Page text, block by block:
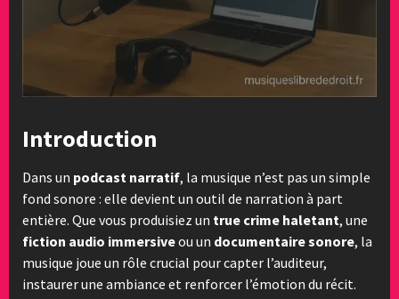
Introduction
Dans un podcast narratif, la musique n’est pas un simple
fond sonore : elle devient un outil de narration à part
entière. Que vous produisiez un true crime haletant, une
fiction audio immersiveou un documentaire sonore, la
musique joue un rôle crucial pour capter l’auditeur,
instaurer une ambiance et renforcer l’émotion du récit.